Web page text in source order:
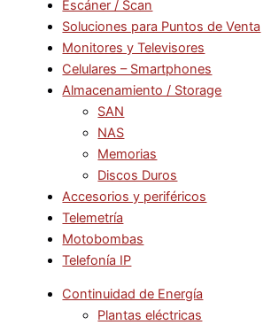
Escáner / Scan
Soluciones para Puntos de Venta
Monitores y Televisores
Celulares – Smartphones
Almacenamiento / Storage
SAN
NAS
Memorias
Discos Duros
Accesorios y periféricos
Telemetría
Motobombas
Telefonía IP
Continuidad de Energía
Plantas eléctricas